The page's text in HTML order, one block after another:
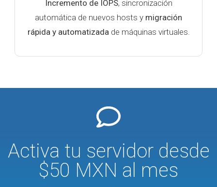
Incremento de IOPS, sincronización
automática de nuevos hosts y migración
rápida y automatizadade máquinas virtuales.
Activa tu servidor desde
$50 MXN al mes